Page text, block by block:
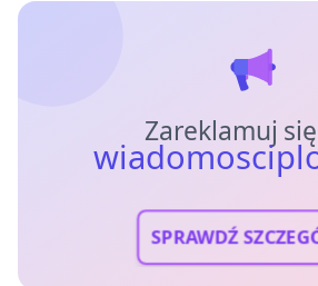
Zareklamuj
SPRAWDŹ